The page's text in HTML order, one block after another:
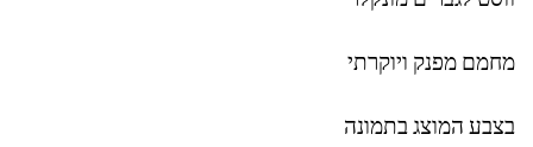
מחמם מפנק ויוקרתי
בצבע המוצג בתמונה